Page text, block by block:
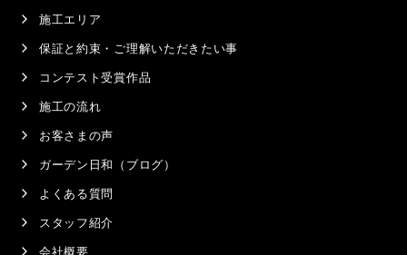
施工エリア
保証と約束・ご理解いただきたい事
コンテスト受賞作品
施工の流れ
お客さまの声
ガーデン日和（ブログ）
よくある質問
スタッフ紹介
会社概要